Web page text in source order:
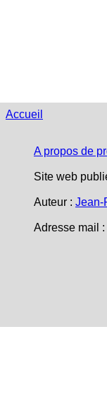
Accueil
A propos de
Site web
Auteur : Jean-
Adresse mail